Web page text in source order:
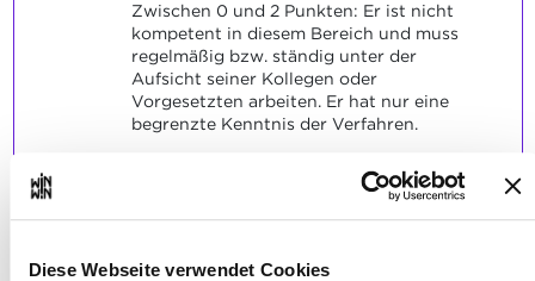
Diese Webseite verwendet Cookies
Zwischen 0 und 2 Punkten: Er ist nicht
kompetent in diesem Bereich und muss
regelmäßig bzw. ständig unter der
Aufsicht seiner Kollegen oder
Vorgesetzten arbeiten. Er hat nur eine
begrenzte Kenntnis der Verfahren.
Er verfügt über die